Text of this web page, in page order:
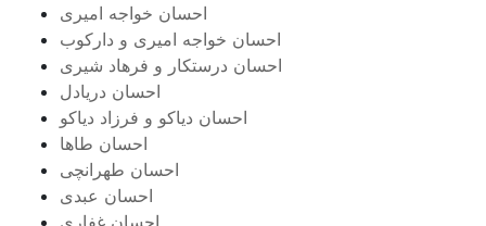
احسان خواجه امیری
احسان خواجه امیری و دارکوب
احسان درستكار و فرهاد شيرى
احسان دریادل
احسان دیاکو و فرزاد دیاکو
احسان طاها
احسان طهرانچی
احسان عبدی
احسان غفاری